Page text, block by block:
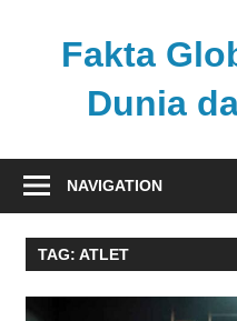
Fakta
Dunia
kabar
dari
berbagai
NAVIGATION
TAG: ATLET